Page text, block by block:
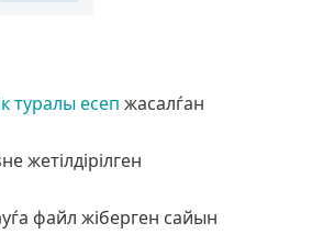
туралы есеп жасалѓан
файл жіберген сайын